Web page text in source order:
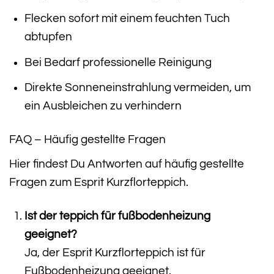
Flecken sofort mit einem feuchten Tuch
abtupfen
Bei Bedarf professionelle Reinigung
Direkte Sonneneinstrahlung vermeiden, um
ein Ausbleichen zu verhindern
FAQ – Häufig gestellte Fragen
Hier findest Du Antworten auf häufig gestellte
Fragen zum Esprit Kurzflorteppich.
Ist der teppich für fußbodenheizung
geeignet?
Ja, der Esprit Kurzflorteppich ist für
Fußbodenheizung geeignet.